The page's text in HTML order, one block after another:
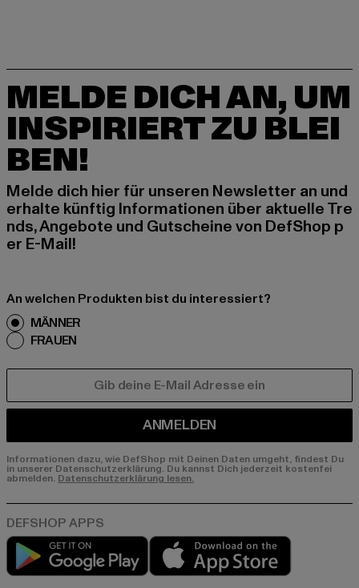
MELDE DICH AN, UM
INSPIRIERT ZU BLEI
BEN!
Melde dich hier für unseren Newsletter an und
erhalte künftig Informationen über aktuelle Tre
nds, Angebote und Gutscheine von DefShop p
er E-Mail!
An welchen Produkten bist du interessiert?
MÄNNER
FRAUEN
ANMELDEN
Informationen dazu, wie DefShop mit Deinen Daten umgeht, findest Du
in unserer Datenschutzerklärung. Du kannst Dich jederzeit kostenfei
abmelden. Datenschutzerklärung lesen.
Play market